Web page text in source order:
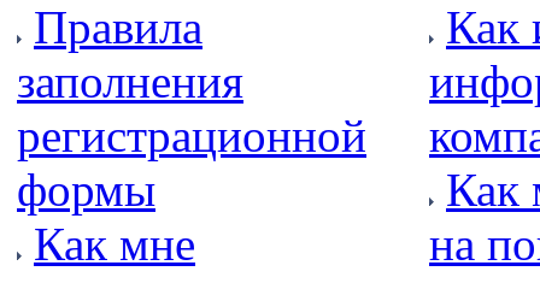
Правила
заполнения
регистрационной
формы
Как мне
Как
Как
на